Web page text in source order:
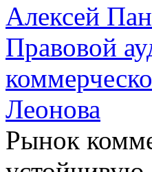
Алексей
Правовой
Леонова
Рынок